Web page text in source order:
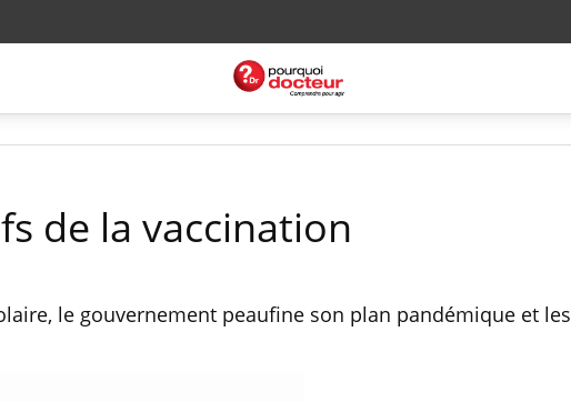
de la vaccination
le gouvernement peaufine son plan pandémique et les